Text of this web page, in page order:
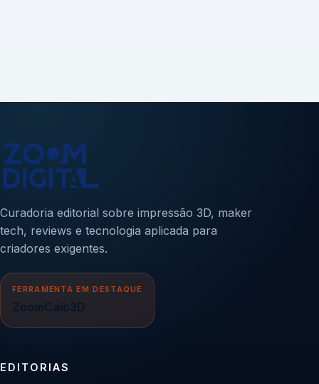
Curadoria editorial sobre impressão 3D, maker
tech, reviews e tecnologia aplicada para
criadores exigentes.
FERRAMENTA EM DESTAQUE
ZoomCalc3D
EDITORIAS